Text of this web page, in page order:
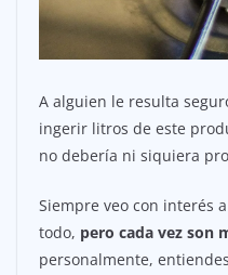
A alguien le resulta
ingerir litros de este
no debería ni siquiera
Siempre veo con interés
todo, pero cada vez son
personalmente,